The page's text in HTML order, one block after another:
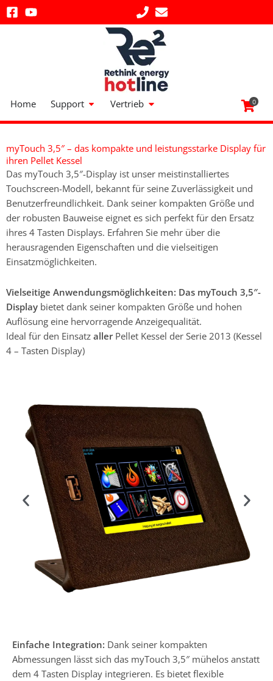
Zum
Inhalt
Home Support Öffne Support
Vertrieb Öffne Vertrieb 0
myTouch 3,5″ – das kompakte und leistungsstarke Display für
ihren Pellet Kessel
Das myTouch 3,5″-Display ist unser meistinstalliertes
Touchscreen-Modell, bekannt für seine Zuverlässigkeit und
Benutzerfreundlichkeit. Dank seiner kompakten Größe und
der robusten Bauweise eignet es sich perfekt für den Ersatz
ihres 4 Tasten Displays. Erfahren Sie mehr über die
herausragenden Eigenschaften und die vielseitigen
Einsatzmöglichkeiten.
Vielseitige Anwendungsmöglichkeiten: Das myTouch 3,5″-
Display bietet dank seiner kompakten Größe und hohen
Auflösung eine hervorragende Anzeigequalität.
Ideal für den Einsatz allerPellet Kessel der Serie 2013 (Kessel
4 – Tasten Display)
Einfache Integration: Dank seiner kompakten
Abmessungen lässt sich das myTouch 3,5″ mühelos anstatt
dem 4 Tasten Display integrieren. Es bietet flexible